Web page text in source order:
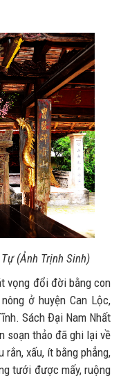
(Ảnh Trịnh Sinh)
đổi đời bằng con
ở huyện Can Lộc,
Sách Đại Nam Nhất
soạn thảo đã ghi lại về
rắn, xấu, ít bằng phẳng,
tưới được mấy, ruộng